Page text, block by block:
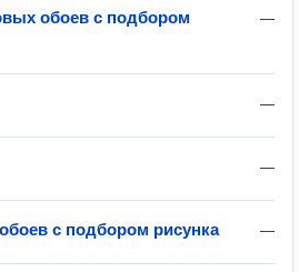
—
обоев с подбором
—
—
—
с подбором рисунка